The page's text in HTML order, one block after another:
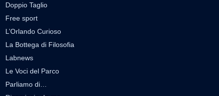
Doppio Taglio
Free sport
L’Orlando Curioso
La Bottega di Filosofia
Labnews
Le Voci del Parco
Parliamo di…